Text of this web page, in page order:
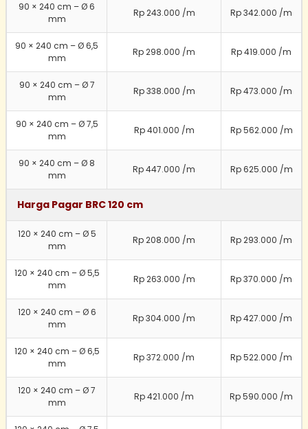
90 × 240 cm – Ø 6
mm
Rp 243.000 /m Rp 342.000 /m
90 × 240 cm – Ø 6,5
mm
Rp 298.000 /m Rp 419.000 /m
90 × 240 cm – Ø 7
mm
Rp 338.000 /m Rp 473.000 /m
90 × 240 cm – Ø 7,5
mm
Rp 401.000 /m Rp 562.000 /m
90 × 240 cm – Ø 8
mm
Rp 447.000 /m Rp 625.000 /m
Harga Pagar BRC 120 cm
120 × 240 cm – Ø 5
mm
Rp 208.000 /m Rp 293.000 /m
120 × 240 cm – Ø 5,5
mm
Rp 263.000 /m Rp 370.000 /m
120 × 240 cm – Ø 6
mm
Rp 304.000 /m Rp 427.000 /m
120 × 240 cm – Ø 6,5
mm
Rp 372.000 /m Rp 522.000 /m
120 × 240 cm – Ø 7
mm
Rp 421.000 /m Rp 590.000 /m